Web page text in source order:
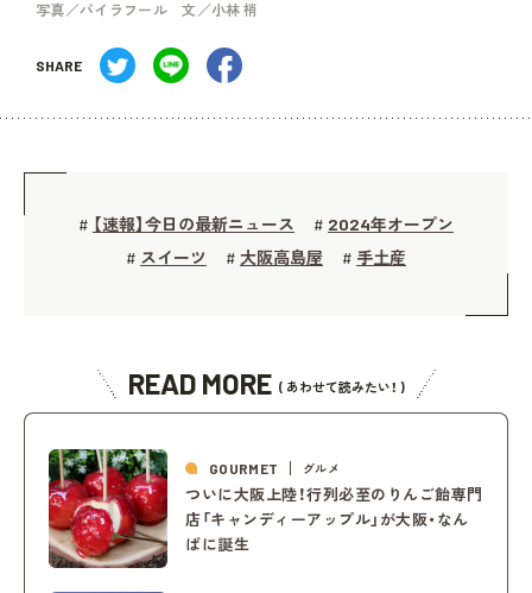
写真／パイラフール 文／小林 梢
SHARE
# 【速報】今日の最新ニュース # 2024年オープン
# スイーツ # 大阪高島屋 # 手土産
READ MORE ( あわせて読みたい！ )
GOURMET グルメ
ついに大阪上陸！行列必至のりんご飴専門
店「キャンディーアップル」が大阪・なん
ばに誕生